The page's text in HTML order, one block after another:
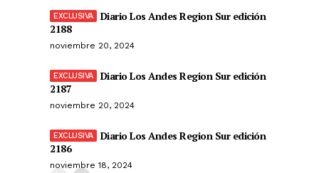
Diario Los Andes Region Sur edición
2188
noviembre 20, 2024
Diario Los Andes Region Sur edición
2187
noviembre 20, 2024
Diario Los Andes Region Sur edición
2186
noviembre 18, 2024